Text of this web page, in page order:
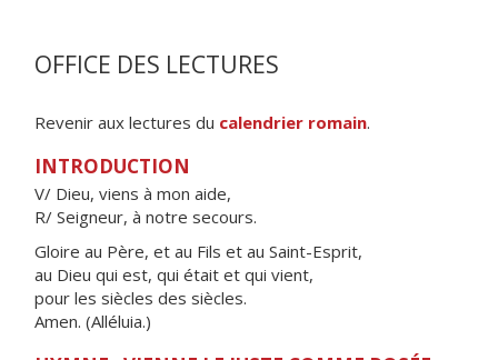
OFFICE DES LECTURES
Revenir aux lectures du calendrier romain.
INTRODUCTION
V/ Dieu, viens à mon aide,
R/ Seigneur, à notre secours.
Gloire au Père, et au Fils et au Saint-Esprit,
au Dieu qui est, qui était et qui vient,
pour les siècles des siècles.
Amen. (Alléluia.)